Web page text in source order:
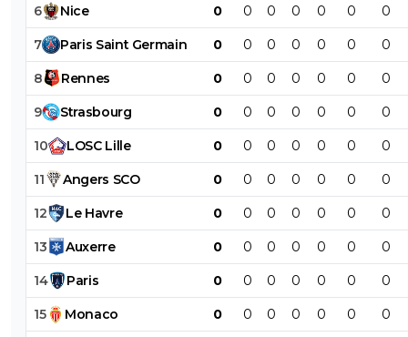
6 Nice 0 0 0 0 0 0 0
7 Paris Saint Germain 0 0 0 0 0 0 0
8 Rennes 0 0 0 0 0 0 0
9 Strasbourg 0 0 0 0 0 0 0
10 LOSC Lille 0 0 0 0 0 0 0
11 Angers SCO 0 0 0 0 0 0 0
12 Le Havre 0 0 0 0 0 0 0
13 Auxerre 0 0 0 0 0 0 0
14 Paris 0 0 0 0 0 0 0
15 Monaco 0 0 0 0 0 0 0